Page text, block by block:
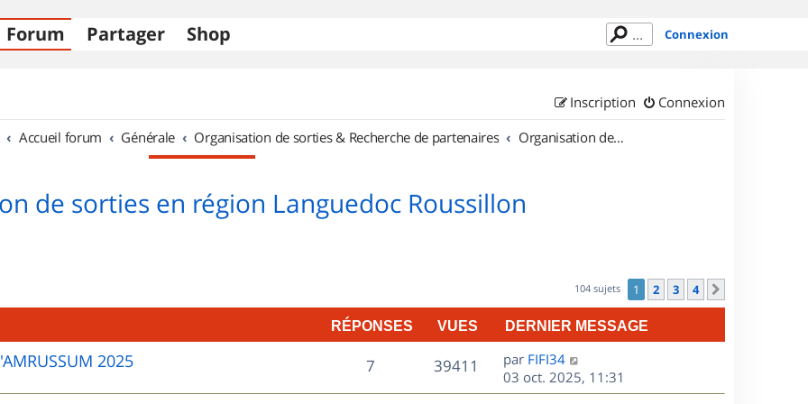
Forum Partager Shop Connexion
Connexion
Inscription
Accueil forum Générale Organisation de sorties & Recherche de partenaires Organisation de sorties en région Languedoc Roussillon
de sorties en région Languedoc Roussillon
104 sujets 1 2 3 4
RÉPONSES VUES DERNIER MESSAGE
2025 7R
é
39411
u
D
e
r
par FIFI34
03 oct. 2025, 11:31